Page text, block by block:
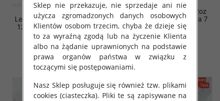
Leginsy dziewczęcy. Roz 4-
12, Mix Kolor Paczka 5 szt.
14.00 zł
Leginsy dziewczęcy. Roz
128-164. 1 kolor Paczka 7
szt .
17.00 zł
szczegóły
Sklep nie przekazuje, nie sprzedaje ani nie
użycza zgromadzonych danych osobowych
Klientów osobom trzecim, chyba że dzieje się
to za wyraźną zgodą lub na życzenie Klienta
albo na żądanie uprawnionych na podstawie
prawa organów państwa w związku z
toczącymi się postępowaniami.
Nasz Sklep posługuje się również tzw. plikami
cookies (ciasteczka). Pliki te są zapisywane na